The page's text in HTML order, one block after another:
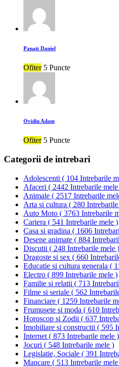
Panait Daniel
Ofiter 5 Puncte
Ovidiu Adam
Ofiter 5 Puncte
Categorii de intrebari
Adolescenti ( 104 Intrebarile
Afaceri ( 2442 Intrebarile mele
Animale ( 2517 Intrebarile
Arta si cultura ( 280
Auto Moto ( 3763 Intrebarile
Cariera ( 541 Intrebarile mele )
Casa si gradina ( 1606
Desene animate ( 884
Discutii ( 248 Intrebarile mele )
Dragoste si sex ( 660
Educatie si cultura generala (
Electro ( 899 Intrebarile mele )
Familie si relatii ( 713
Filme si seriale ( 562
Financiare ( 1259 Intrebarile
Frumusete si moda ( 610
Horoscop si Zodii ( 637
Imobiliare si constructii ( 595
Internet ( 873 Intrebarile mele )
Jocuri ( 548 Intrebarile mele )
Legislatie, Sociale ( 391
Mancare ( 513 Intrebarile mele